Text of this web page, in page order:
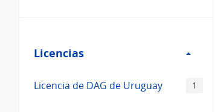
Licencias
Licencias
Licencia de DAG de Uruguay 1